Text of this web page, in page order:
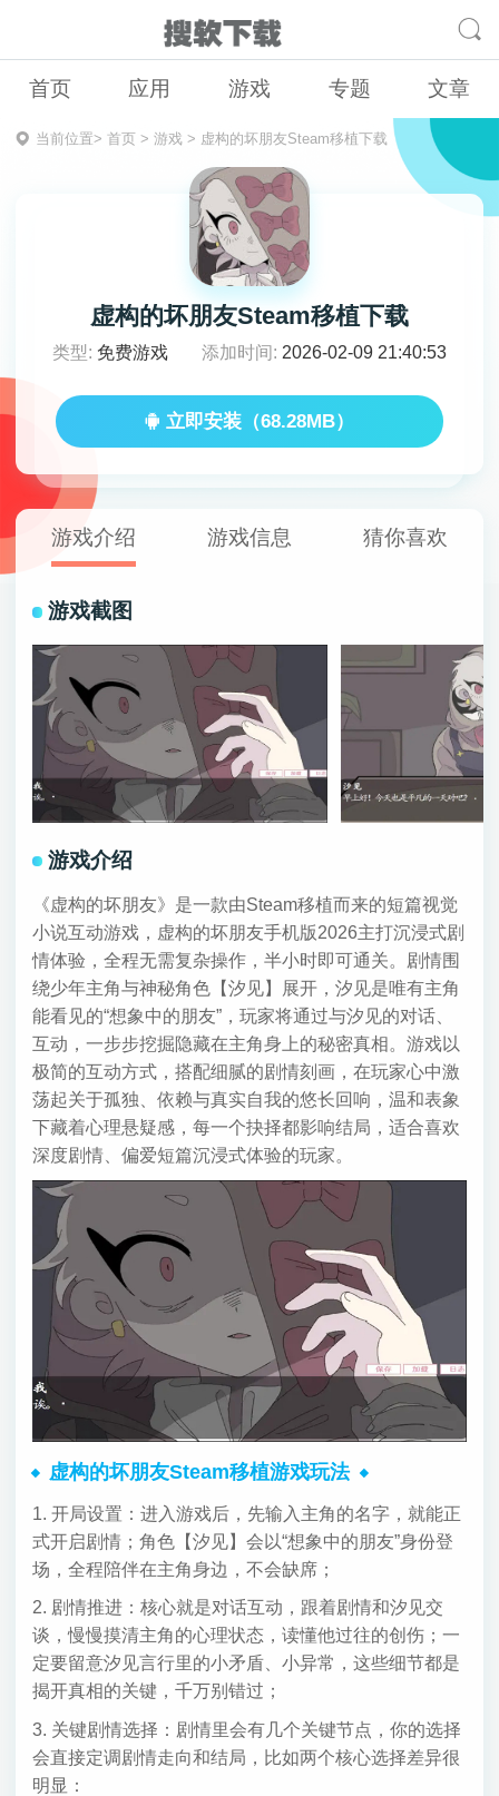
首页 应用 游戏 专题 文章
当前位置> 首页> 游戏> 虚构的坏朋友Steam移植下载
虚构的坏朋友Steam移植下载
类型: 免费游戏 添加时间: 2026-02-09 21:40:53
立即安装（68.28MB）
游戏介绍 游戏信息 猜你喜欢
游戏截图
游戏介绍
《虚构的坏朋友》是一款由Steam移植而来的短篇视觉
小说互动游戏，虚构的坏朋友手机版2026主打沉浸式剧
情体验，全程无需复杂操作，半小时即可通关。剧情围
绕少年主角与神秘角色【汐见】展开，汐见是唯有主角
能看见的“想象中的朋友”，玩家将通过与汐见的对话、
互动，一步步挖掘隐藏在主角身上的秘密真相。游戏以
极简的互动方式，搭配细腻的剧情刻画，在玩家心中激
荡起关于孤独、依赖与真实自我的悠长回响，温和表象
下藏着心理悬疑感，每一个抉择都影响结局，适合喜欢
深度剧情、偏爱短篇沉浸式体验的玩家。
虚构的坏朋友Steam移植游戏玩法
1. 开局设置：进入游戏后，先输入主角的名字，就能正
式开启剧情；角色【汐见】会以“想象中的朋友”身份登
场，全程陪伴在主角身边，不会缺席；
2. 剧情推进：核心就是对话互动，跟着剧情和汐见交
谈，慢慢摸清主角的心理状态，读懂他过往的创伤；一
定要留意汐见言行里的小矛盾、小异常，这些细节都是
揭开真相的关键，千万别错过；
3. 关键剧情选择：剧情里会有几个关键节点，你的选择
会直接定调剧情走向和结局，比如两个核心选择差异很
明显：